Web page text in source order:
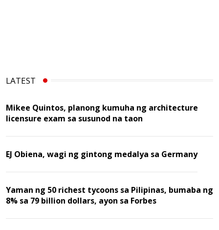
LATEST
Mikee Quintos, planong kumuha ng architecture
licensure exam sa susunod na taon
EJ Obiena, wagi ng gintong medalya sa Germany
Yaman ng 50 richest tycoons sa Pilipinas, bumaba ng
8% sa 79 billion dollars, ayon sa Forbes